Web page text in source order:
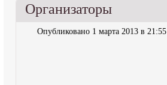
Организаторы
Опубликовано 1 марта 2013 в 21:55